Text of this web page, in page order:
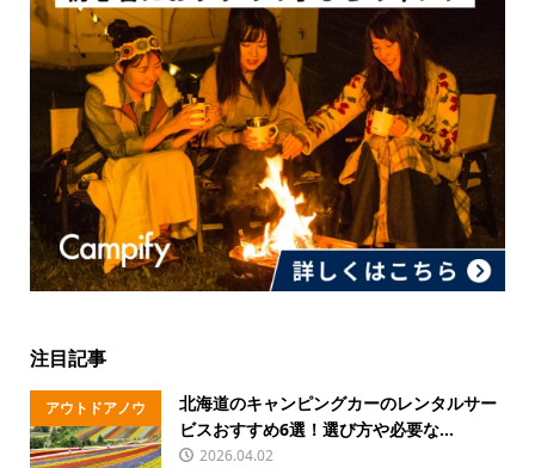
注目記事
アウトドアノウ
ハウ
北海道のキャンピングカーのレンタルサー
ビスおすすめ6選！選び方や必要な...
2026.04.02